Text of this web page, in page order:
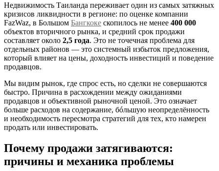
Недвижимость Таиланда переживает один из самых затяжных
кризисов ликвидности в регионе: по оценке компании
FazWaz, в Большом Бангкоке скопилось не менее 400 000
объектов вторичного рынка, и средний срок продажи
составляет около 2,5 года. Это не точечная проблема для
отдельных районов — это системный избыток предложения,
который влияет на цены, доходность инвестиций и поведение
продавцов.
Мы видим рынок, где спрос есть, но сделки не совершаются
быстро. Причина в расхождении между ожиданиями
продавцов и объективной рыночной ценой. Это означает
больше расходов на содержание, бóльшую неопределённость
и необходимость пересмотра стратегий для тех, кто намерен
продать или инвестировать.
Почему продажи затягиваются:
причины и механика проблемы